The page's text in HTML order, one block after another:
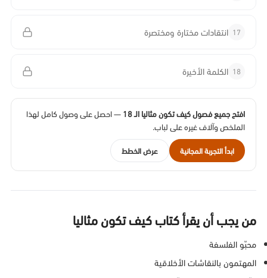
17 انتقادات مختارة ومختصرة
18 الكلمة الأخيرة
افتح جميع فصول كيف تكون مثاليا الـ 18
— احصل على وصول كامل لهذا
الملخص وآلاف غيره على لباب.
ابدأ التجربة المجانية عرض الخطط
من يجب أن يقرأ كتاب كيف تكون مثاليا
محبّو الفلسفة
المهتمون بالنقاشات الأخلاقية